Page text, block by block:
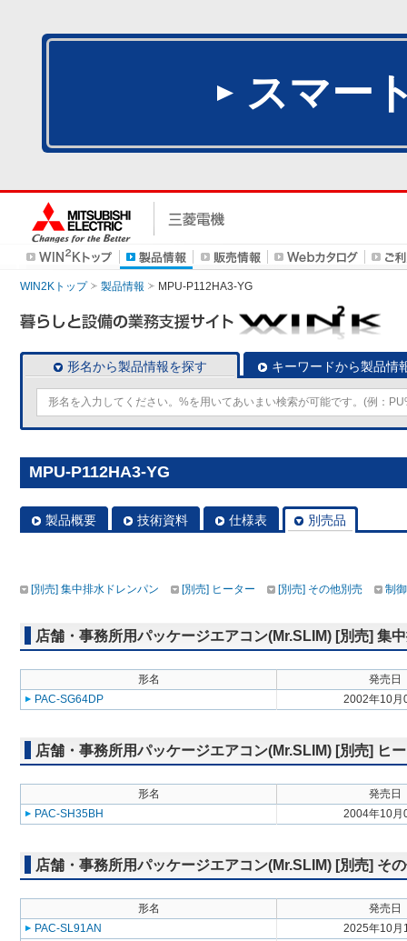
スマー
WIN2Kトップ 製品情報 MPU-P112HA3-YG
形名から製品情報を探す キーワードから製品情
MPU-P112HA3-YG
製品概要 技術資料 仕様表 別売品
[別売] 集中排水ドレンパン [別売] ヒーター [別売] その他別売 制
店舗・事務所用パッケージエアコン(Mr.SLIM) [別売] 集
形名
発売日
PAC-SG64DP
2002年10月
店舗・事務所用パッケージエアコン(Mr.SLIM) [別売] ヒ
形名
発売日
PAC-SH35BH
2004年10月
店舗・事務所用パッケージエアコン(Mr.SLIM) [別売] そ
形名
発売日
PAC-SL91AN
2025年10月